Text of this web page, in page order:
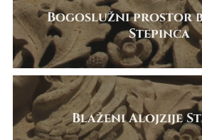
Bogoslužni prostor
Stepinca
Blaženi Alojzije